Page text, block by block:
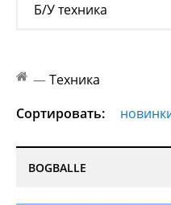
Б/У техника
—Техника
Сортировать:
BOGBALLE